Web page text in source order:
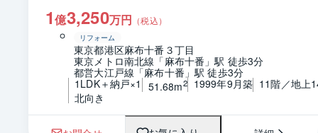
1億3,250万円 （税込）
リフォーム
東京都港区麻布十番３丁目
東京メトロ南北線「麻布十番」駅 徒歩3分
都営大江戸線「麻布十番」駅 徒歩3分
1LDK＋納戸×1
51.68m2 1999年9月築 11階／地上
北向き